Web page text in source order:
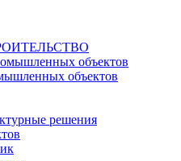
объектов
объектов
решения